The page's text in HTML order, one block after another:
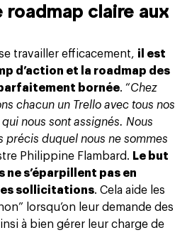
roadmap claire aux
travailler efficacement, il est
d’action et la roadmap des
bornée. “Chez
chacun un Trello avec tous nos
nous sont assignés. Nous
précis duquel nous ne sommes
Philippine Flambard. Le but
ne s’éparpillent pas en
sollicitations. Cela aide les
lorsqu’on leur demande des
à bien gérer leur charge de